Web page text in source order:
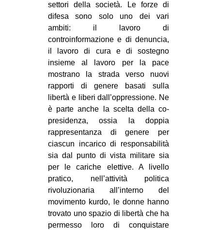
tw
bsky
ms
SEARCH
settori della società. Le forze di
difesa sono solo uno dei vari
ambiti: il lavoro di
controinformazione e di denuncia,
il lavoro di cura e di sostegno
insieme al lavoro per la pace
mostrano la strada verso nuovi
rapporti di genere basati sulla
libertà e liberi dall’oppressione. Ne
è parte anche la scelta della co-
presidenza, ossia la doppia
rappresentanza di genere per
ciascun incarico di responsabilità
sia dal punto di vista militare sia
per le cariche elettive. A livello
pratico, nell’attività politica
rivoluzionaria all’interno del
movimento kurdo, le donne hanno
trovato uno spazio di libertà che ha
permesso loro di conquistare